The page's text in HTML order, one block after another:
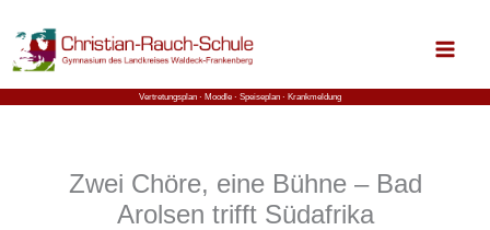
Inhalt
springen
Vertretungsplan ⋅ Moodle ⋅ Speiseplan ⋅ Krankmeldung
Zwei Chöre, eine Bühne – Bad
Arolsen trifft Südafrika